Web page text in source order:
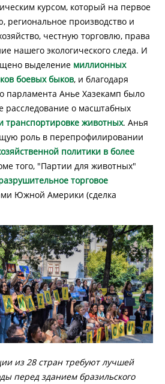
курсом, который на первое
региональное производство и
честную торговлю, права
нашего экологического следа. И
выделение миллионных
боевых быков, и благодаря
парламента Анье Хазекамп было
расследование о масштабных
транспортировке животных. Анья
роль в перепрофилировании
политики в более
того, "Партии для животных"
торговое
Южной Америки (сделка
из 28 стран требуют лучшей
перед зданием бразильского